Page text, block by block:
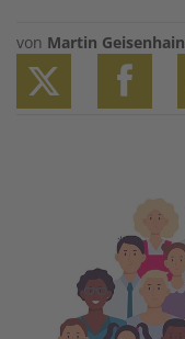
von Martin